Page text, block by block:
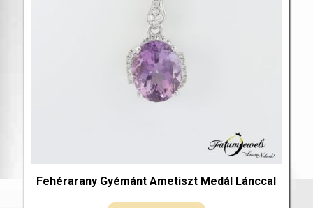
Fehérarany Gyémánt Ametiszt Medál Lánccal